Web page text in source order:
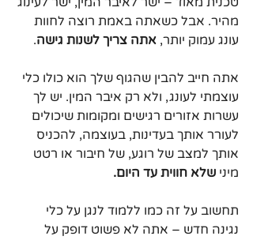
מהיר. אבל כשאתה באמת רוצה לחוות
עונג עמוק יותר, אתה צריך לשנות גישה.
אתה חייב להבין שהגוף שלך הוא כולו כלי
עוצמתי לעונג, ולא רק איבר המין. יש לך
עשרות אזורים רגישים ומקומות שיכולים
לעורר אותך בעדינות, בעוצמה, להכניס
אותך למצב של רוגע, של חיבור או רטט
מיני שלא חווית עד היום.
תחשוב על זה כמו ללמוד לנגן על כלי
נגינה חדש – אתה לא פשוט דופק על